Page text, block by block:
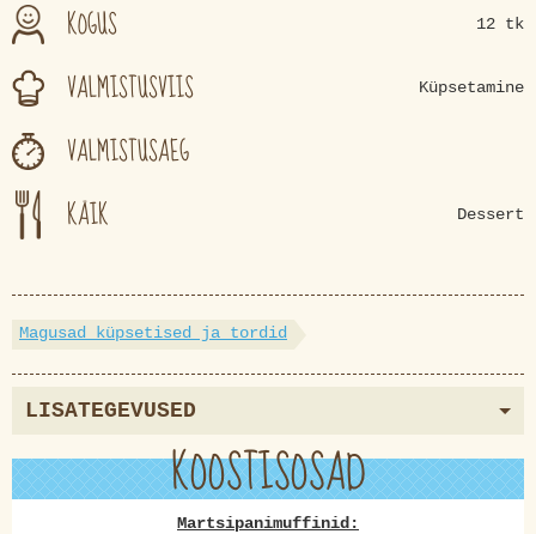
KOGUS 12 tk
VALMISTUSVIIS Küpsetamine
VALMISTUSAEG
KÄIK
Dessert
Magusad küpsetised ja tordid
LISATEGEVUSED
KOOSTISOSAD
Martsipanimuffinid: